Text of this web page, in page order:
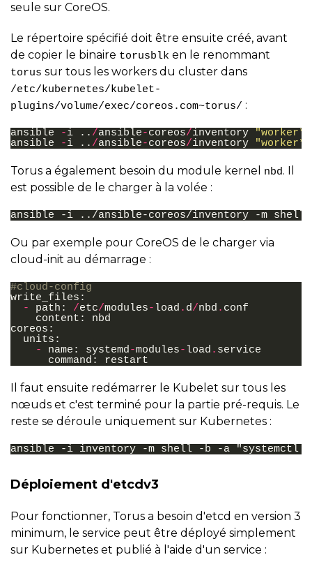
seule sur CoreOS.
Le répertoire spécifié doit être ensuite créé, avant
de copier le binaire torusblk en le renommant
torus sur tous les workers du cluster dans
/etc/kubernetes/kubelet-
plugins/volume/exec/coreos.com~torus/ :
ansible -i .. /ansible-coreos/inventory
"worker*"
ansible
-i .. /ansible-coreos/inventory "worker*"
Torus a également besoin du module kernel nbd. Il
est possible de le charger à la volée :
Ou par exemple pour CoreOS de le charger via
cloud-init au démarrage :
#cloud-config
write_files :
-
path : /etc/modules- load . d/nbd . conf
content :
nbd
coreos :
units :
-
name : systemd-modules- load . service
command : restart
Il faut ensuite redémarrer le Kubelet sur tous les
nœuds et c'est terminé pour la partie pré-requis. Le
reste se déroule uniquement sur Kubernetes :
Déploiement d'etcdv3
Pour fonctionner, Torus a besoin d'etcd en version 3
minimum, le service peut être déployé simplement
sur Kubernetes et publié à l'aide d'un service :